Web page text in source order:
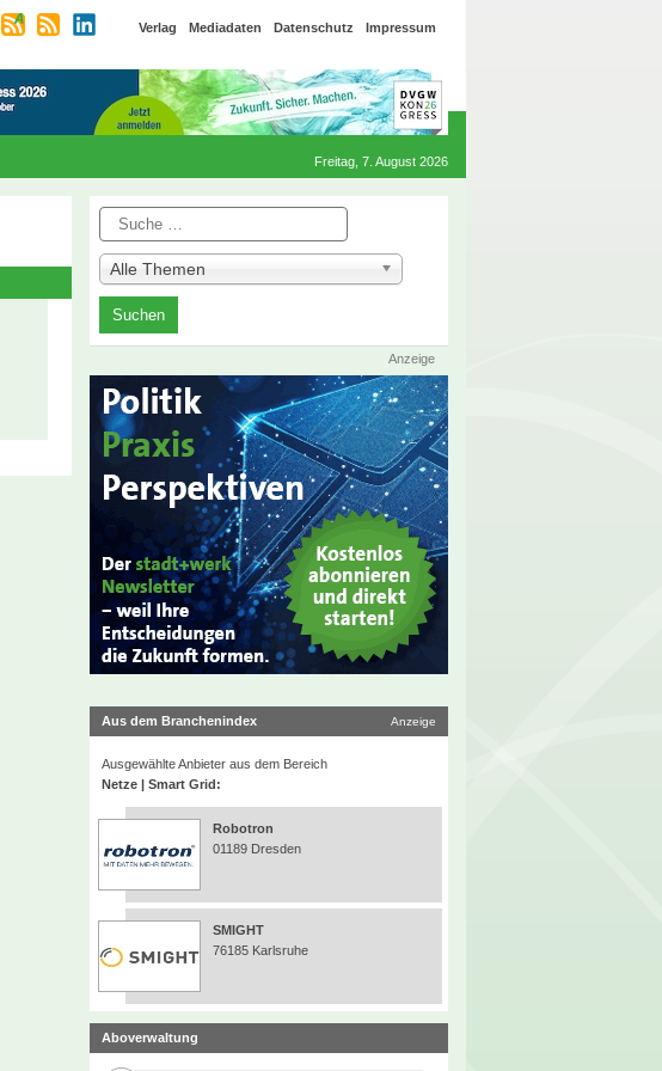
Verlag Mediadaten Datenschutz Impressum
Freitag, 7. August 2026
Suche
Alle Themen
Anzeige
Aus dem Branchenindex Anzeige
Ausgewählte Anbieter aus dem Bereich
Netze | Smart Grid:
Robotron
01189 Dresden
SMIGHT
76185 Karlsruhe
Aboverwaltung